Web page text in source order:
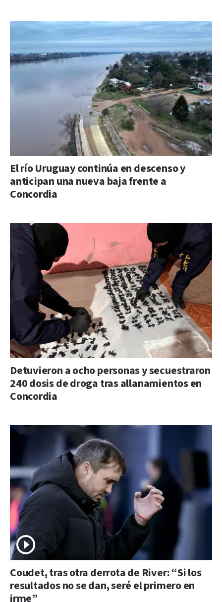
El río Uruguay continúa en descenso y
anticipan una nueva baja frente a
Concordia
Detuvieron a ocho personas y secuestraron
240 dosis de droga tras allanamientos en
Concordia
Coudet, tras otra derrota de River: “Si los
resultados no se dan, seré el primero en
irme”